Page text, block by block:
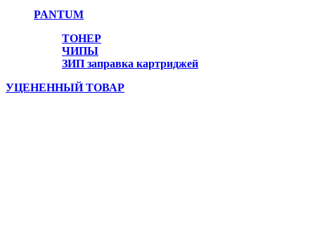
PANTUM
ТОНЕР
ЧИПЫ
ЗИП заправка картриджей
УЦЕНЕННЫЙ ТОВАР